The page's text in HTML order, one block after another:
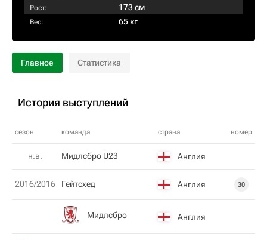
Рост: 173 см
Вес: 65 кг
Главное Статистика
История выступлений
сезон команда страна номер
н.в. Мидлсбро U23 Англия
2016/2016 Гейтсхед Англия 30
Мидлсбро Англия